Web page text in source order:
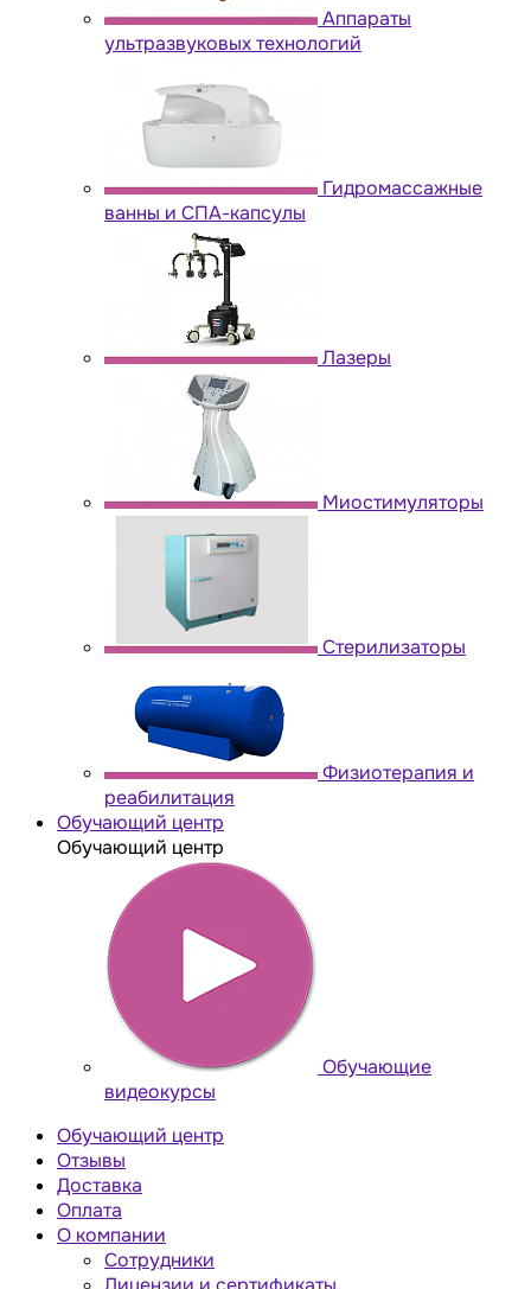
Аппараты
ультразвуковых технологий
Гидромассажные
ванны и СПА-капсулы
Лазеры
Миостимуляторы
Стерилизаторы
Физиотерапия и
реабилитация
Обучающий центр
Обучающий центр
Обучающие
видеокурсы
Обучающий центр
Отзывы
Доставка
Оплата
О компании
Сотрудники